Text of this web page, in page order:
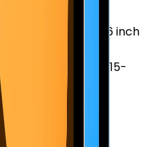
Air 13.6 inch
13" (13-inch, 2019)
Air 15" (15-